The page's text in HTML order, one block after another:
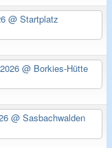
@ Startplatz
@ Borkies-Hütte
@ Sasbachwalden